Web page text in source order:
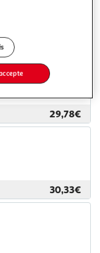
29,78€
30,33€